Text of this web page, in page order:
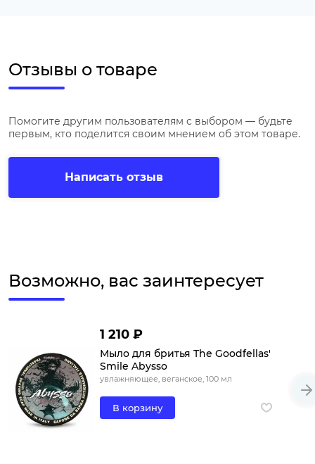
Отзывы о товаре
Помогите другим пользователям с выбором — будьте
первым, кто поделится своим мнением об этом товаре.
Написать отзыв
Возможно, вас заинтересует
1 210 ₽
Мыло для бритья The Goodfellas'
Smile Abysso
увлажняющее, веганское, 100 мл
В корзину